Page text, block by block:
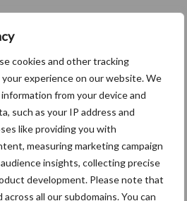
cookies and other tracking
experience on our website. We
from your device and
such as your IP address and
like providing you with
measuring marketing campaign
insights, collecting precise
development. Please note that
all our subdomains. You can
Tyres breidt uit
nieuwe
breidt gamma
bulldozers uit